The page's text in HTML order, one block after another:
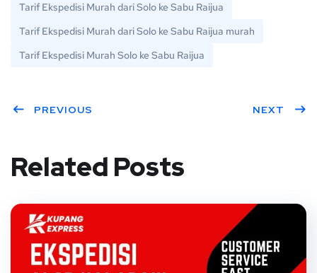
Tarif Ekspedisi Murah dari Solo ke Sabu Raijua
Tarif Ekspedisi Murah dari Solo ke Sabu Raijua murah
Tarif Ekspedisi Murah Solo ke Sabu Raijua
PREVIOUS NEXT
Related Posts